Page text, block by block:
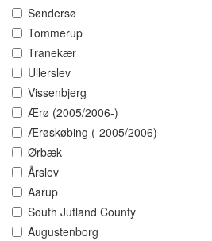
Søndersø
Tommerup
Tranekær
Ullerslev
Vissenbjerg
Ærø (2005/2006-)
Ærøskøbing (-2005/2006)
Ørbæk
Årslev
Aarup
South Jutland County
Augustenborg